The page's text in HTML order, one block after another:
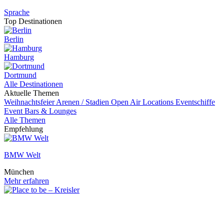
Sprache
Top Destinationen
Berlin
Hamburg
Dortmund
Alle Destinationen
Aktuelle Themen
WeihnachtsfeierArenen / Stadien Open Air Locations Eventschiffe
Event Bars & Lounges
Alle Themen
Empfehlung
BMW Welt
München
Mehr erfahren